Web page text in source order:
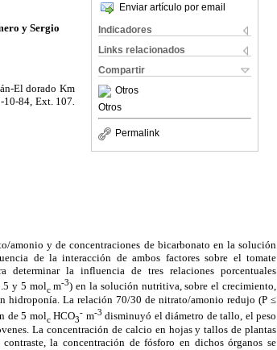
Enviar artículo por email
Indicadores
Links relacionados
Compartir
Otros
Otros
Permalink
y Sergio
El dorado Km
10-84, Ext. 107
amonio y de concentraciones de bicarbonato en la solución
de la interacción de ambos factores sobre el tomate
la influencia de tres relaciones porcentuales
y 5 molc m-3) en la solución nutritiva, sobre el crecimiento,
hidroponía. La relación 70/30 de nitrato/amonio redujo (P ≤
de 5 molc HCO3
- m-3 disminuyó el diámetro de tallo, el peso
La concentración de calcio en hojas y tallos de plantas
la concentración de fósforo en dichos órganos se